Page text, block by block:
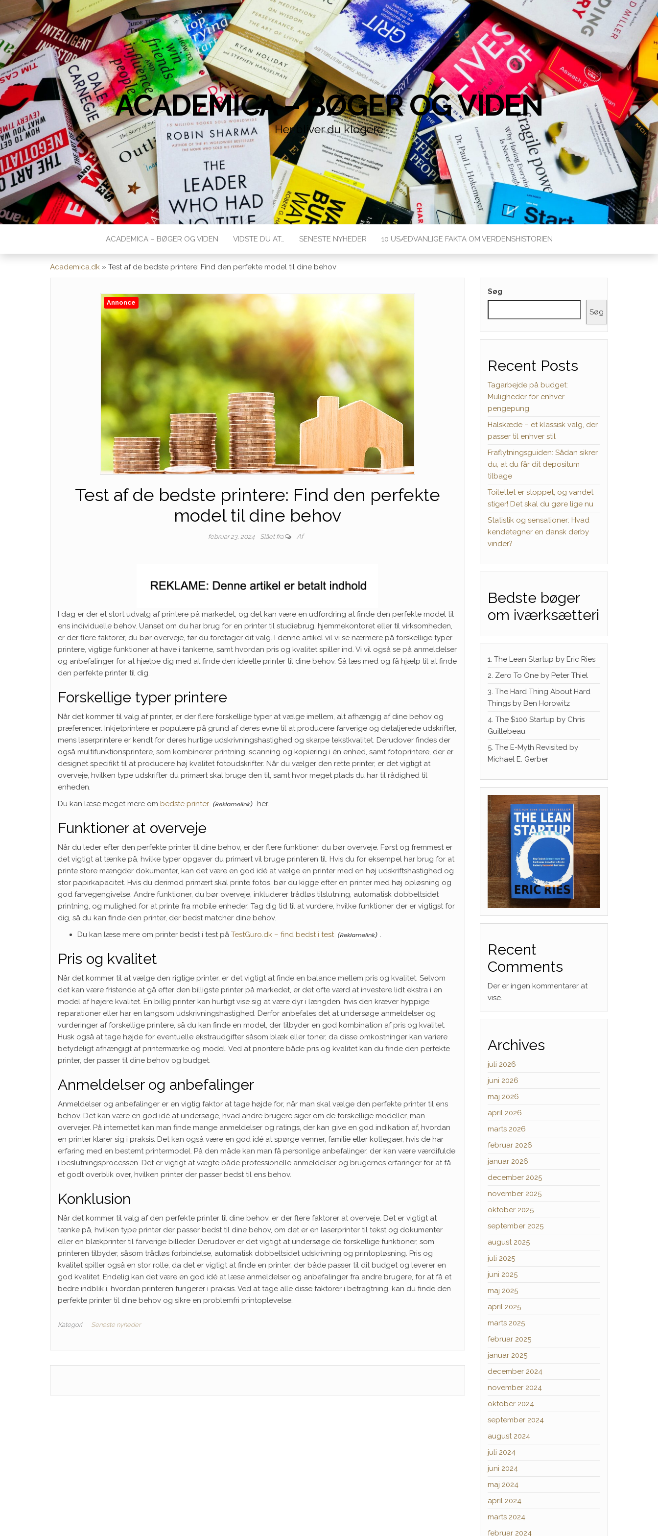
ACADEMICA – BØGER OG VIDEN
Her bliver du klogere
ACADEMICA – BØGER OG VIDEN VIDSTE DU AT… SENESTE NYHEDER 10 USÆDVANLIGE FAKTA OM VERDENSHISTORIEN
Academica.dk » Test af de bedste printere: Find den perfekte model til dine behov
Annonce
Test af de bedste printere: Find den perfekte
model til dine behov
februar 23, 2024 Slået fra Af
I dag er der et stort udvalg af printere på markedet, og det kan være en udfordring at finde den perfekte model til
ens individuelle behov. Uanset om du har brug for en printer til studiebrug, hjemmekontoret eller til virksomheden,
er der flere faktorer, du bør overveje, før du foretager dit valg. I denne artikel vil vi se nærmere på forskellige typer
printere, vigtige funktioner at have i tankerne, samt hvordan pris og kvalitet spiller ind. Vi vil også se på anmeldelser
og anbefalinger for at hjælpe dig med at finde den ideelle printer til dine behov. Så læs med og få hjælp til at finde
den perfekte printer til dig.
Forskellige typer printere
Når det kommer til valg af printer, er der flere forskellige typer at vælge imellem, alt afhængig af dine behov og
præferencer. Inkjetprintere er populære på grund af deres evne til at producere farverige og detaljerede udskrifter,
mens laserprintere er kendt for deres hurtige udskrivningshastighed og skarpe tekstkvalitet. Derudover findes der
også multifunktionsprintere, som kombinerer printning, scanning og kopiering i én enhed, samt fotoprintere, der er
designet specifikt til at producere høj kvalitet fotoudskrifter. Når du vælger den rette printer, er det vigtigt at
overveje, hvilken type udskrifter du primært skal bruge den til, samt hvor meget plads du har til rådighed til
enheden.
Du kan læse meget mere om bedste printer her.
Funktioner at overveje
Når du leder efter den perfekte printer til dine behov, er der flere funktioner, du bør overveje. Først og fremmest er
det vigtigt at tænke på, hvilke typer opgaver du primært vil bruge printeren til. Hvis du for eksempel har brug for at
printe store mængder dokumenter, kan det være en god idé at vælge en printer med en høj udskriftshastighed og
stor papirkapacitet. Hvis du derimod primært skal printe fotos, bør du kigge efter en printer med høj opløsning og
god farvegengivelse. Andre funktioner, du bør overveje, inkluderer trådløs tilslutning, automatisk dobbeltsidet
printning, og mulighed for at printe fra mobile enheder. Tag dig tid til at vurdere, hvilke funktioner der er vigtigst for
dig, så du kan finde den printer, der bedst matcher dine behov.
Du kan læse mere om printer bedst i test på TestGuro.dk – find bedst i test .
Pris og kvalitet
Når det kommer til at vælge den rigtige printer, er det vigtigt at finde en balance mellem pris og kvalitet. Selvom
det kan være fristende at gå efter den billigste printer på markedet, er det ofte værd at investere lidt ekstra i en
model af højere kvalitet. En billig printer kan hurtigt vise sig at være dyr i længden, hvis den kræver hyppige
reparationer eller har en langsom udskrivningshastighed. Derfor anbefales det at undersøge anmeldelser og
vurderinger af forskellige printere, så du kan finde en model, der tilbyder en god kombination af pris og kvalitet.
Husk også at tage højde for eventuelle ekstraudgifter såsom blæk eller toner, da disse omkostninger kan variere
betydeligt afhængigt af printermærke og model. Ved at prioritere både pris og kvalitet kan du finde den perfekte
printer, der passer til dine behov og budget.
Anmeldelser og anbefalinger
Anmeldelser og anbefalinger er en vigtig faktor at tage højde for, når man skal vælge den perfekte printer til ens
behov. Det kan være en god idé at undersøge, hvad andre brugere siger om de forskellige modeller, man
overvejer. På internettet kan man finde mange anmeldelser og ratings, der kan give en god indikation af, hvordan
en printer klarer sig i praksis. Det kan også være en god idé at spørge venner, familie eller kollegaer, hvis de har
erfaring med en bestemt printermodel. På den måde kan man få personlige anbefalinger, der kan være værdifulde
i beslutningsprocessen. Det er vigtigt at vægte både professionelle anmeldelser og brugernes erfaringer for at få
et godt overblik over, hvilken printer der passer bedst til ens behov.
Konklusion
Når det kommer til valg af den perfekte printer til dine behov, er der flere faktorer at overveje. Det er vigtigt at
tænke på, hvilken type printer der passer bedst til dine behov, om det er en laserprinter til tekst og dokumenter
eller en blækprinter til farverige billeder. Derudover er det vigtigt at undersøge de forskellige funktioner, som
printeren tilbyder, såsom trådløs forbindelse, automatisk dobbeltsidet udskrivning og printopløsning. Pris og
kvalitet spiller også en stor rolle, da det er vigtigt at finde en printer, der både passer til dit budget og leverer en
god kvalitet. Endelig kan det være en god idé at læse anmeldelser og anbefalinger fra andre brugere, for at få et
bedre indblik i, hvordan printeren fungerer i praksis. Ved at tage alle disse faktorer i betragtning, kan du finde den
perfekte printer til dine behov og sikre en problemfri printoplevelse.
Kategori Seneste nyheder
Søg
Søg
Recent Posts
Tagarbejde på budget:
Muligheder for enhver
pengepung
Halskæde – et klassisk valg, der
passer til enhver stil
Fraflytningsguiden: Sådan sikrer
du, at du får dit depositum
tilbage
Toilettet er stoppet, og vandet
stiger! Det skal du gøre lige nu
Statistik og sensationer: Hvad
kendetegner en dansk derby
vinder?
Bedste bøger
om iværksætteri
1. The Lean Startup by Eric Ries
2. Zero To One by Peter Thiel
3. The Hard Thing About Hard
Things by Ben Horowitz
4. The $100 Startup by Chris
Guillebeau
5. The E-Myth Revisited by
Michael E. Gerber
Recent
Comments
Der er ingen kommentarer at
vise.
Archives
juli 2026
juni 2026
maj 2026
april 2026
marts 2026
februar 2026
januar 2026
december 2025
november 2025
oktober 2025
september 2025
august 2025
juli 2025
juni 2025
maj 2025
april 2025
marts 2025
februar 2025
januar 2025
december 2024
november 2024
oktober 2024
september 2024
august 2024
juli 2024
juni 2024
maj 2024
april 2024
marts 2024
februar 2024